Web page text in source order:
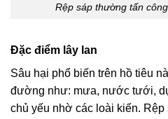
Rệp sáp thường tấn
Đặc điểm lây lan
Sâu hại phổ biến trên hồ tiêu
đường như: mưa, nước tưới,
chủ yếu nhờ các loài kiến. Rệp